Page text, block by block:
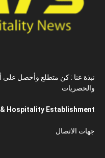
نبذة عنا : كن متطلع وأحصل على
والحصريات
Hospitality Establishment
جهات الاتصال